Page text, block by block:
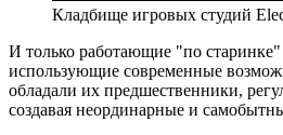
Кладбище игровых студий
И только работающие "по
использующие современные
обладали их предшественники,
создавая неординарные и